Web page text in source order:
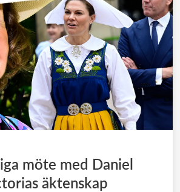
möte med Daniel
äktenskap